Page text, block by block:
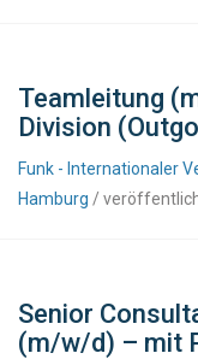
Teamleitung
Division
Funk - Internationaler
Hamburg /
Senior
(m/w/d) – mit